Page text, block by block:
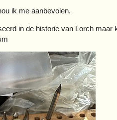
ik me aanbevolen.
in de historie van Lorch maar